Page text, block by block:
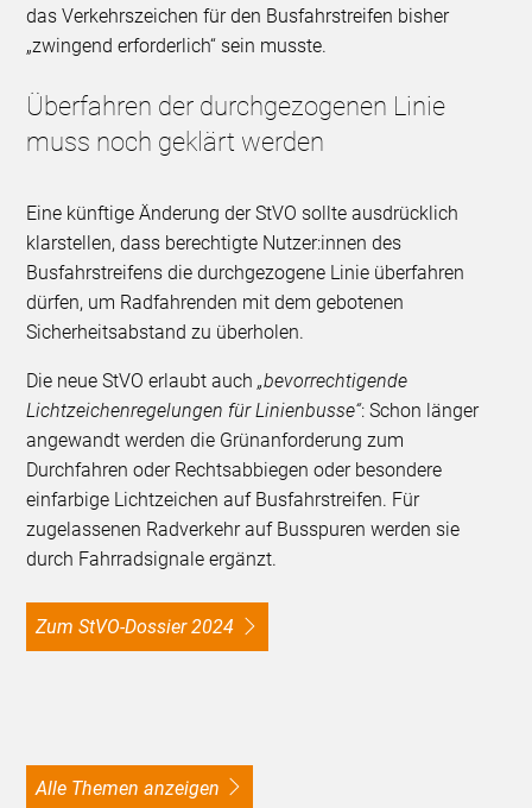
das Verkehrszeichen für den Busfahrstreifen bisher
„zwingend erforderlich“ sein musste.
Überfahren der durchgezogenen Linie
muss noch geklärt werden
Eine künftige Änderung der StVO sollte ausdrücklich
klarstellen, dass berechtigte Nutzer:innen des
Busfahrstreifens die durchgezogene Linie überfahren
dürfen, um Radfahrenden mit dem gebotenen
Sicherheitsabstand zu überholen.
Die neue StVO erlaubt auch„bevorrechtigende
Lichtzeichenregelungen für Linienbusse“: Schon länger
angewandt werden die Grünanforderung zum
Durchfahren oder Rechtsabbiegen oder besondere
einfarbige Lichtzeichen auf Busfahrstreifen. Für
zugelassenen Radverkehr auf Busspuren werden sie
durch Fahrradsignale ergänzt.
Zum StVO-Dossier 2024
alle Themen anzeigen